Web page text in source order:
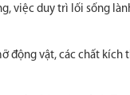
việc duy trì lối sống
động vật, các chất kích